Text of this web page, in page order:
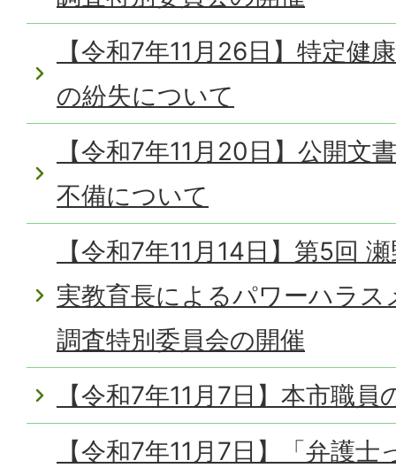
【令和7年11月26日】特定健
の紛失について
【令和7年11月20日】公開文
不備について
【令和7年11月14日】第5回
実教育長によるパワーハラ
調査特別委員会の開催
【令和7年11月7日】本市職
【令和7年11月7日】「弁護